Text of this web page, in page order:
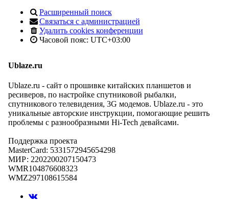
Расширенный поиск
Связаться с администрацией
Удалить cookies конференции
Часовой пояс: UTC+03:00
Ublaze.ru
Ublaze.ru - сайт о прошивке китайских планшетов и
ресиверов, по настройке спутниковой рыбалки,
спутникового телевидения, 3G модемов. Ublaze.ru - это
уникальные авторские инструкции, помогающие решить
проблемы с разнообразными Hi-Tech девайсами.
Поддержка проекта
MasterCard: 5331572945654298
МИР: 2202200207150473
WMR104876608323
WMZ297108615584